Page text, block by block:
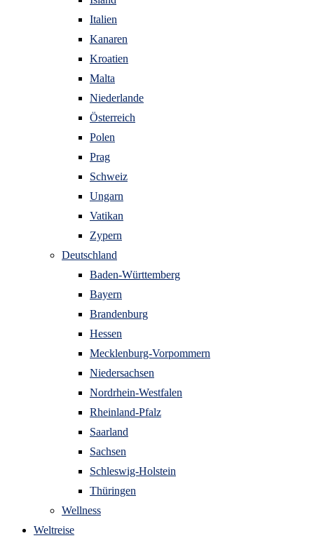
Italien
Kanaren
Kroatien
Malta
Niederlande
Österreich
Polen
Prag
Schweiz
Ungarn
Vatikan
Zypern
Deutschland
Baden-Württemberg
Bayern
Brandenburg
Hessen
Mecklenburg-Vorpommern
Niedersachsen
Nordrhein-Westfalen
Rheinland-Pfalz
Saarland
Sachsen
Schleswig-Holstein
Thüringen
Wellness
Weltreise